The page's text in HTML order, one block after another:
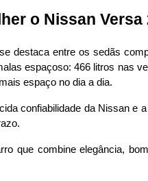
o Nissan Versa
destaca entre os sedãs
espaçoso: 466 litros nas
espaço no dia a dia.
confiabilidade da Nissan e
que combine elegância,